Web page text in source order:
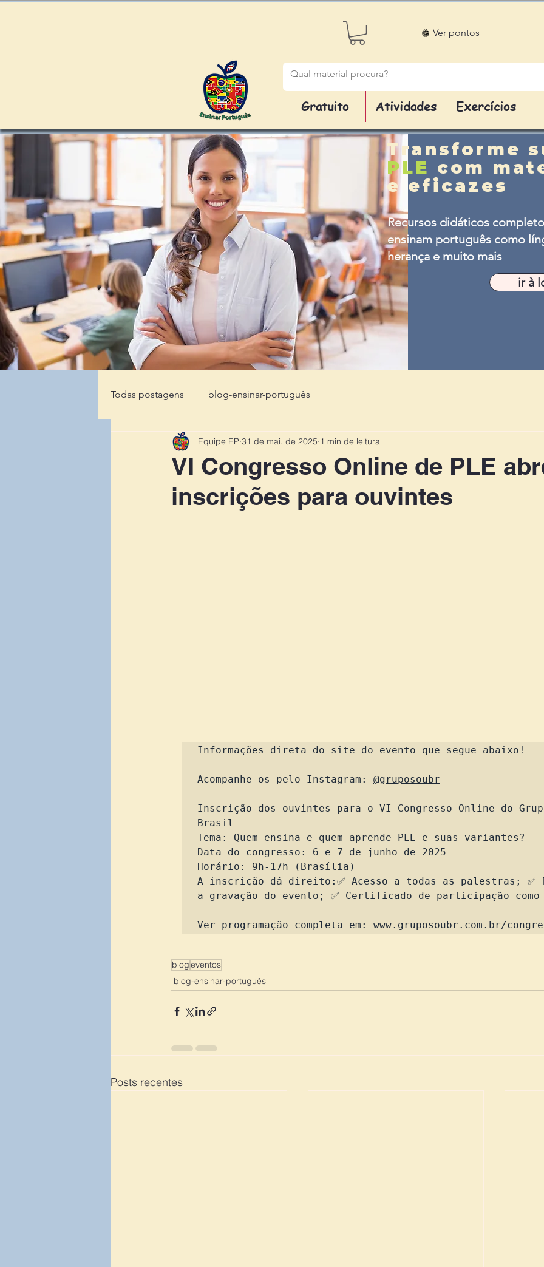
Ver pontos
Gratuito Atividades Exercícios
Transforme
PLE com
e eficazes
Recursos didáticos
ensinam português como
herança e muito mais
ir à
Todas postagens blog-ensinar-português
VI Congresso Online de PLE
inscrições para ouvintes
Equipe EP 31 de mai. de 2025 1 min de leitura
Informações direta do site do evento que segue abaixo!
Acompanhe-os pelo Instagram: @gruposoubr
Inscrição dos ouvintes para o VI Congresso Online do
Brasil
Tema: Quem ensina e quem aprende PLE e suas variantes?
Data do congresso: 6 e 7 de junho de 2025
Horário: 9h-17h (Brasília)
A inscrição dá direito:✅ Acesso a todas as palestras; ✅
a gravação do evento; ✅ Certificado de participação
Ver programação completa em: www.gruposoubr.com.br/
blogeventos
blog-ensinar-português
Posts recentes